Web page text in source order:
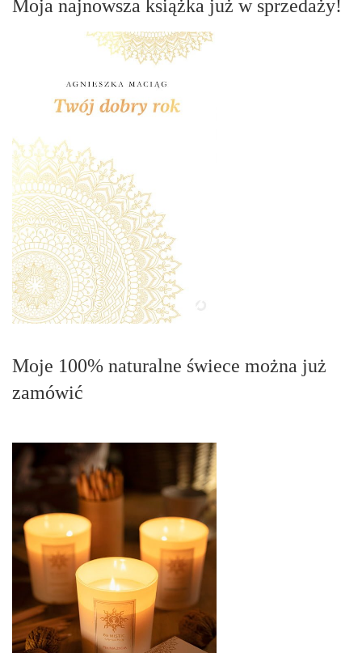
Moja najnowsza książka już w sprzedaży!
Moje 100% naturalne świece można już
zamówić